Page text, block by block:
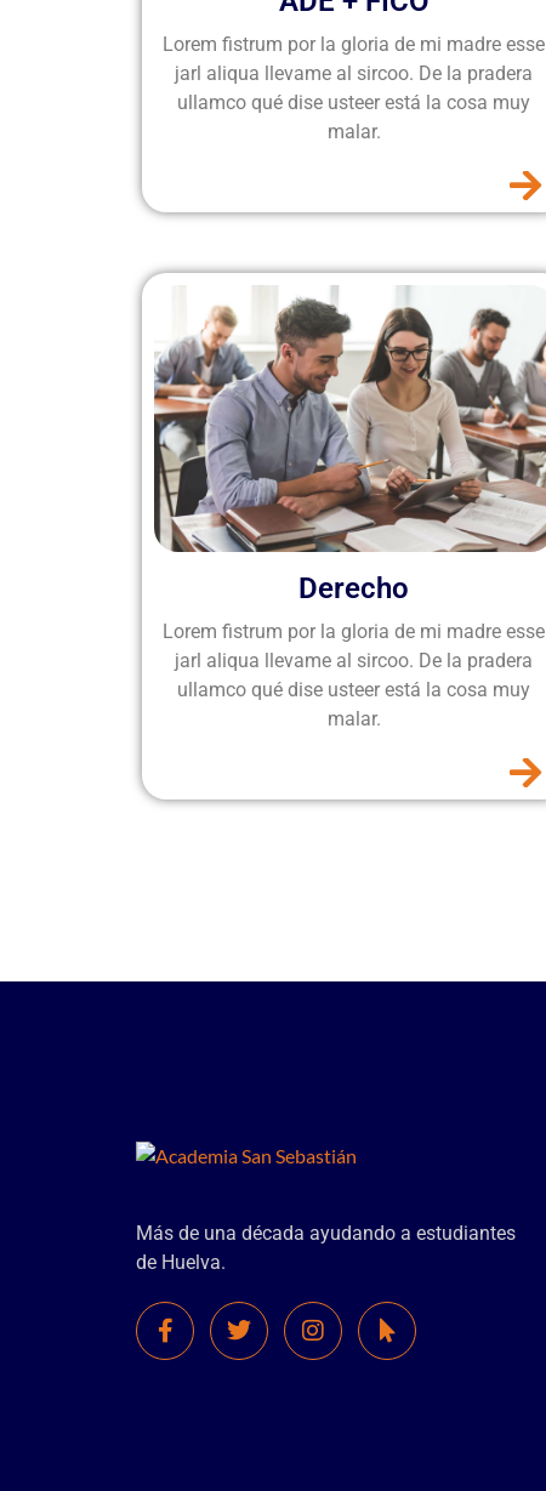
Lorem fistrum por la gloria de mi madre esse
jarl aliqua llevame al sircoo. De la pradera
ullamco qué dise usteer está la cosa muy
malar.
Derecho
Lorem fistrum por la gloria de mi madre esse
jarl aliqua llevame al sircoo. De la pradera
ullamco qué dise usteer está la cosa muy
malar.
Más de una década ayudando a estudiantes
de Huelva.